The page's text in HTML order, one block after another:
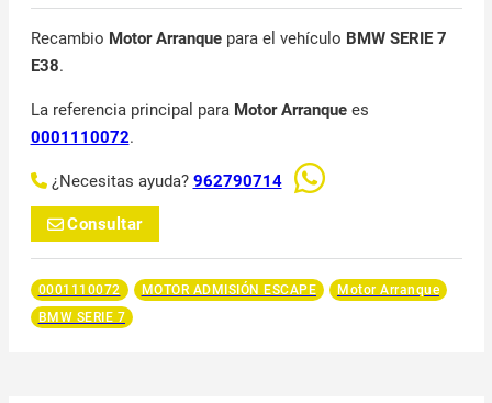
Recambio Motor Arranquepara el vehículo BMW SERIE 7
E38.
La referencia principal para Motor Arranquees
0001110072.
¿Necesitas ayuda? 962790714
Consultar
0001110072 MOTOR ADMISIÓN ESCAPE
Motor Arranque
BMW SERIE 7